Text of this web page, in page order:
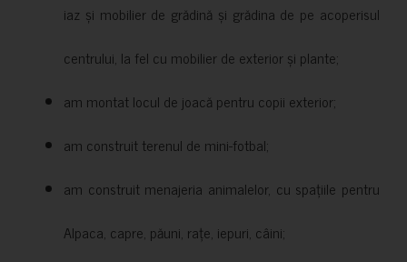
iaz și mobilier de grădină și grădina de pe acoperisul
centrului, la fel cu mobilier de exterior și plante;
am montat locul de joacă pentru copii exterior;
am construit terenul de mini-fotbal;
am construit menajeria animalelor, cu spațiile pentru
Alpaca, capre, păuni, rațe, iepuri, câini;